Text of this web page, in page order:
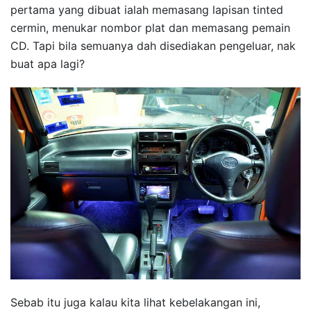
pertama yang dibuat ialah memasang lapisan tinted
cermin, menukar nombor plat dan memasang pemain
CD. Tapi bila semuanya dah disediakan pengeluar, nak
buat apa lagi?
Sebab itu juga kalau kita lihat kebelakangan ini,